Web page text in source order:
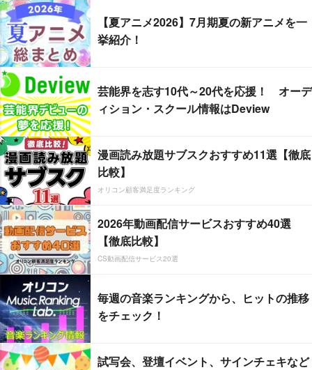
【夏アニメ2026】7月期夏の新アニメを一
挙紹介！
芸能界を志す10代～20代を応援！ オーデ
ィション・スクール情報はDeview
漫画読み放題サブスクおすすめ11選【徹底
比較】
オリコン顧客満足度ランキング
2026年動画配信サービスおすすめ40選
【徹底比較】
CS動画配信サービス20選
毎週の音楽ランキングから、ヒットの推移
をチェック！
試写会、登壇イベント、サインチェキなど